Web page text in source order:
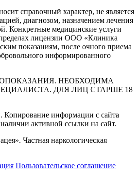
справочный характер, не является
диагнозом, назначением лечения
Конкретные медицинские услуги
лицензии ООО «Клиника
показаниям, после очного приема
информированного
НЕОБХОДИМА
ДЛЯ ЛИЦ СТАРШЕ 18
информации с сайта
активной ссылки на сайт.
Частная наркологическая
Пользовательское соглашение